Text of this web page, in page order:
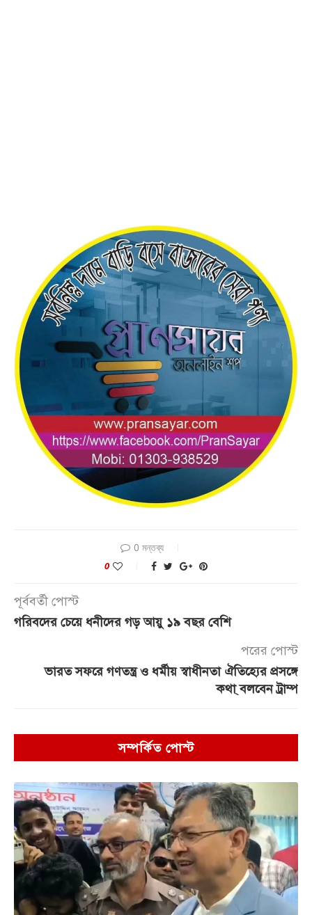
0 মন্তব্য
0
পূর্ববর্তী পোস্ট
গরিবদের চেয়ে ধনীদের গড় আয়ু ১৯ বছর বেশি
পরের পোস্ট
ভারত সফরে গণতন্ত্র ও ধর্মীয় স্বাধীনতা ঐতিহ্যের প্রসঙ্গে
কথা্ বলবেন ট্রাম্প
সম্পর্কিত পোস্ট